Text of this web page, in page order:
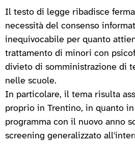
Il testo di legge ribadisce
necessità del consenso
inequivocabile per quanto
trattamento di minori con
divieto di somministrazione di
nelle scuole.
In particolare, il tema risulta
proprio in Trentino, in quanto
programma con il nuovo anno
screening generalizzato